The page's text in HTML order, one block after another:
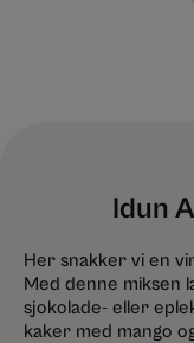
Idun
Her snakker vi en
Med denne miksen
sjokolade- eller
kaker med mango